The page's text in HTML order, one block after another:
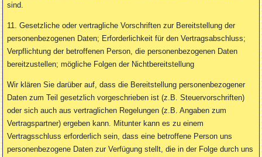
sind.
11. Gesetzliche oder vertragliche Vorschriften zur Bereitstellung der
personenbezogenen Daten; Erforderlichkeit für den Vertragsabschluss;
Verpflichtung der betroffenen Person, die personenbezogenen Daten
bereitzustellen; mögliche Folgen der Nichtbereitstellung
Wir klären Sie darüber auf, dass die Bereitstellung personenbezogener
Daten zum Teil gesetzlich vorgeschrieben ist (z.B. Steuervorschriften)
oder sich auch aus vertraglichen Regelungen (z.B. Angaben zum
Vertragspartner) ergeben kann. Mitunter kann es zu einem
Vertragsschluss erforderlich sein, dass eine betroffene Person uns
personenbezogene Daten zur Verfügung stellt, die in der Folge durch uns